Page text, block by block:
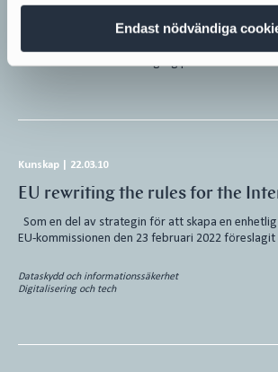
Endast nödvändiga
Cybersäkerhetshoten och
Cybersäkerhet ur ett transaktionsperspektiv Den
Transaction Week 2022 tog sig panelen an ett
Kunskap 22.03.10
EU rewriting the rules for the
Som en del av strategin för att skapa en
EU-kommissionen den 23 februari 2022
Dataskydd och informationssäkerhet
Digitalisering och tech